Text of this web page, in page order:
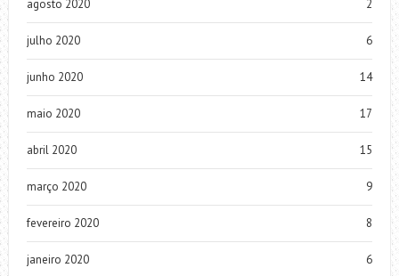
agosto 2020 2
julho 2020 6
junho 2020 14
maio 2020 17
abril 2020 15
março 2020 9
fevereiro 2020 8
janeiro 2020 6